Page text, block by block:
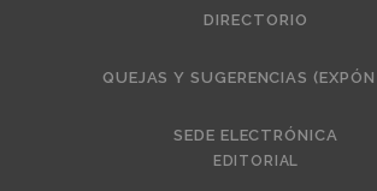
DIRECTORIO
QUEJAS Y SUGERENCIAS
SEDE ELECTRÓNICA
EDITORIAL